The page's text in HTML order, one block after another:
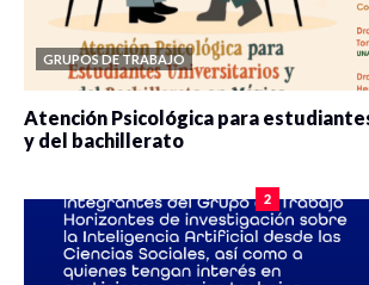
GRUPOS DE TRABAJO
Atención Psicológica para
y del bachillerato
2